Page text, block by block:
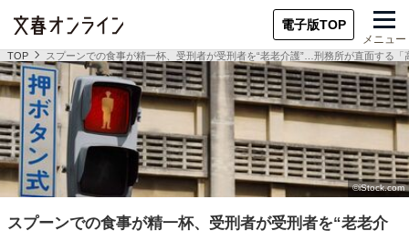
電子版TOP
メニュー
TOP スプーンでの食事が精一杯、受刑者が受刑者を“老老介護”…刑務所が直面する「
スプーンでの食事が精一杯、受刑者が受刑者を“老老介